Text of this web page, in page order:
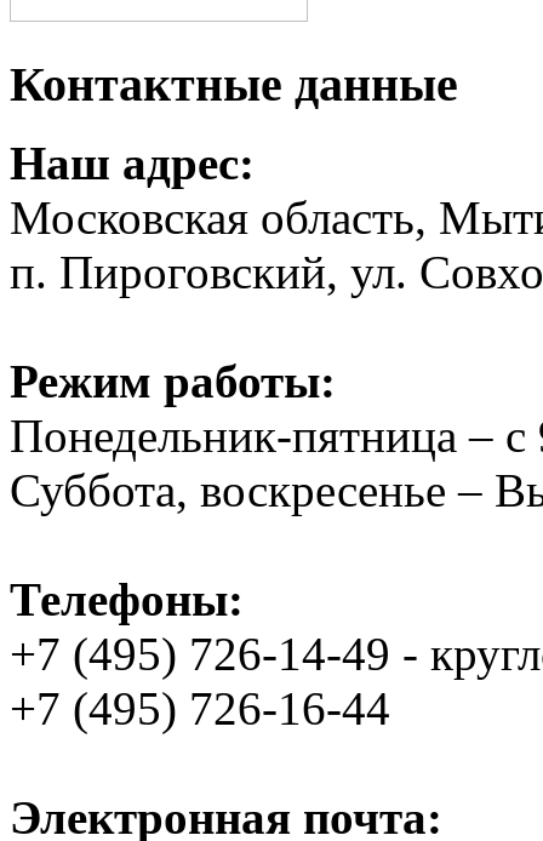
Контактные данные
Наш адрес:
Московская область,
п. Пироговский, ул.
Режим работы:
Понедельник-пятница –
Суббота, воскресенье –
Телефоны:
+7 (495) 726-14-49 -
+7 (495) 726-16-44
Электронная почта: